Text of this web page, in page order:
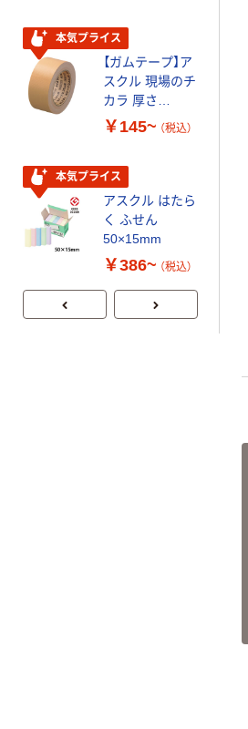
本気プライス
【ガムテープ】ア
スクル 現場のチ
カラ 厚さ
0.22mm 布テー
￥145~ （税込）
本気プライス
アスクル はたら
く ふせん
50×15mm
￥386~ （税込）